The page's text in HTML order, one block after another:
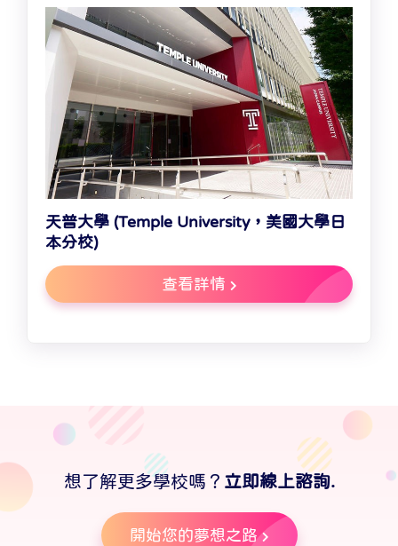
天普大學 (Temple University，美國大學日
本分校)
查看詳情
想了解更多學校嗎？ 立即線上諮詢.
開始您的夢想之路